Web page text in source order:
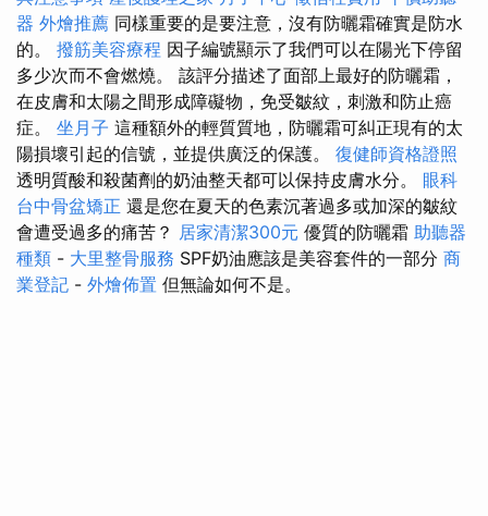
器 外燴推薦 同樣重要的是要注意，沒有防曬霜確實是防水
的。 撥筋美容療程 因子編號顯示了我們可以在陽光下停留
多少次而不會燃燒。 該評分描述了面部上最好的防曬霜，
在皮膚和太陽之間形成障礙物，免受皺紋，刺激和防止癌
症。 坐月子 這種額外的輕質質地，防曬霜可糾正現有的太
陽損壞引起的信號，並提供廣泛的保護。 復健師資格證照
透明質酸和殺菌劑的奶油整天都可以保持皮膚水分。 眼科
台中骨盆矯正 還是您在夏天的色素沉著過多或加深的皺紋
會遭受過多的痛苦？ 居家清潔300元 優質的防曬霜 助聽器
種類 - 大里整骨服務 SPF奶油應該是美容套件的一部分 商
業登記 - 外燴佈置 但無論如何不是。